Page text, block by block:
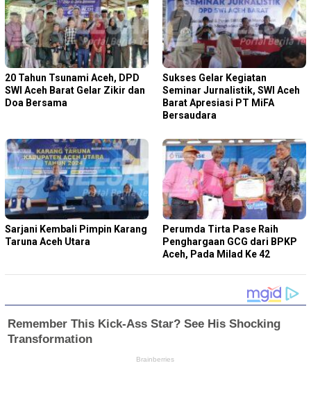
20 Tahun Tsunami Aceh, DPD
SWI Aceh Barat Gelar Zikir dan
Doa Bersama
Sukses Gelar Kegiatan
Seminar Jurnalistik, SWI Aceh
Barat Apresiasi PT MiFA
Bersaudara
Sarjani Kembali Pimpin Karang
Taruna Aceh Utara
Perumda Tirta Pase Raih
Penghargaan GCG dari BPKP
Aceh, Pada Milad Ke 42